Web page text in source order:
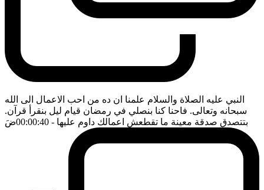
النبي عليه الصلاة والسلام علمنا ان ده من احب الاعمال الى الله
سبحانه وتعالى. فاحنا كنا بنصلي في رمضان قيام ليل بنقرأ قرآن.
بتتصدق صدقة معينة ما تقطعش اعمالك داوم عليها - 00:00:40 ضَ